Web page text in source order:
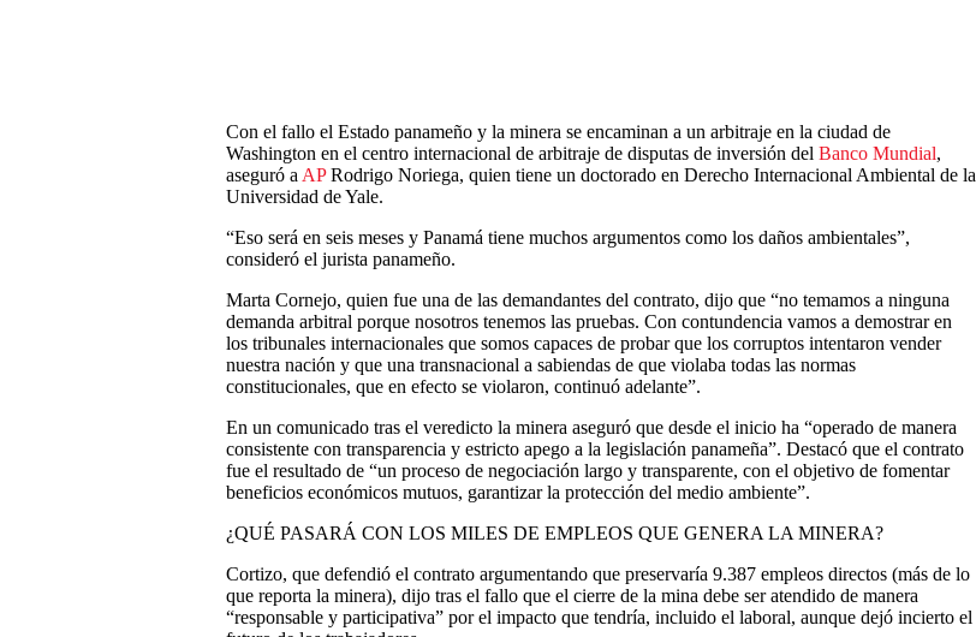
Con el fallo el Estado panameño y la minera se encaminan a un arbitraje en la ciudad de
Washington en el centro internacional de arbitraje de disputas de inversión del Banco Mundial,
aseguró a APRodrigo Noriega, quien tiene un doctorado en Derecho Internacional Ambiental de la
Universidad de Yale.
“Eso será en seis meses y Panamá tiene muchos argumentos como los daños ambientales”,
consideró el jurista panameño.
Marta Cornejo, quien fue una de las demandantes del contrato, dijo que “no temamos a ninguna
demanda arbitral porque nosotros tenemos las pruebas. Con contundencia vamos a demostrar en
los tribunales internacionales que somos capaces de probar que los corruptos intentaron vender
nuestra nación y que una transnacional a sabiendas de que violaba todas las normas
constitucionales, que en efecto se violaron, continuó adelante”.
En un comunicado tras el veredicto la minera aseguró que desde el inicio ha “operado de manera
consistente con transparencia y estricto apego a la legislación panameña”. Destacó que el contrato
fue el resultado de “un proceso de negociación largo y transparente, con el objetivo de fomentar
beneficios económicos mutuos, garantizar la protección del medio ambiente”.
¿QUÉ PASARÁ CON LOS MILES DE EMPLEOS QUE GENERA LA MINERA?
Cortizo, que defendió el contrato argumentando que preservaría 9.387 empleos directos (más de lo
que reporta la minera), dijo tras el fallo que el cierre de la mina debe ser atendido de manera
“responsable y participativa” por el impacto que tendría, incluido el laboral, aunque dejó incierto el